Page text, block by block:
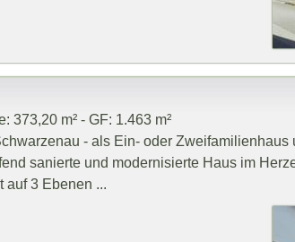
373,20 m² - GF: 1.463 m²
- als Ein- oder Zweifamilienhaus
sanierte und modernisierte Haus im
auf 3 Ebenen ...